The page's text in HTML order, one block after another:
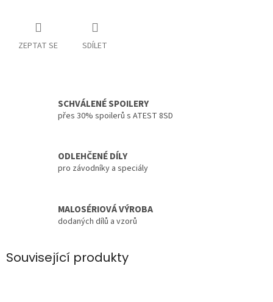
ZEPTAT SE SDÍLET
SCHVÁLENÉ SPOILERY
přes 30% spoilerů s ATEST 8SD
ODLEHČENÉ DÍLY
pro závodníky a speciály
MALOSÉRIOVÁ VÝROBA
dodaných dílů a vzorů
Související produkty